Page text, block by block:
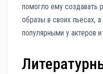
помогло ему создавать
образы в своих пьесах,
популярными у актеров